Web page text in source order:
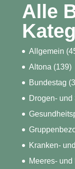
Alle
Allgemein
Altona (139)
Bundestag
Drogen-
Kranken-
Meeres-